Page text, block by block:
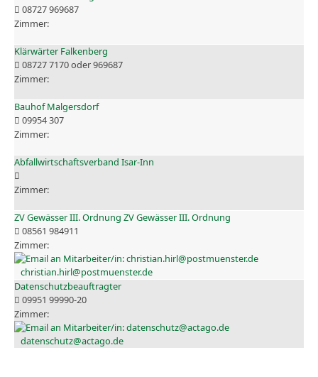
08727 969687
Klärwärter Falkenberg
08727 7170 oder 969687
Bauhof Malgersdorf
09954 307
Abfallwirtschaftsverband Isar-Inn
ZV Gewässer III. Ordnung ZV Gewässer III. Ordnung
08561 984911
christian.hirl@postmuenster.de
Datenschutzbeauftragter
09951 99990-20
datenschutz@actago.de